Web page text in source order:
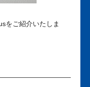
をご紹介いたしま